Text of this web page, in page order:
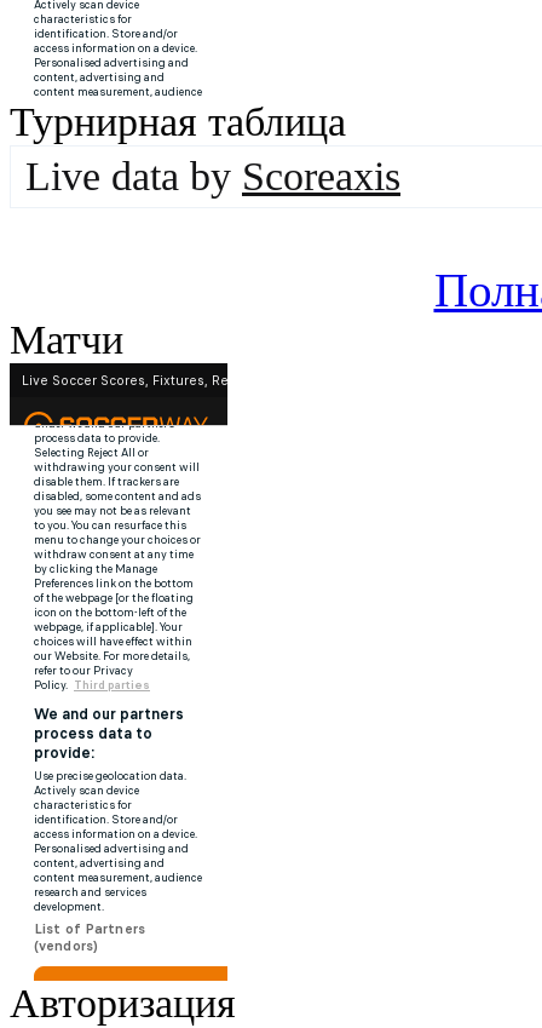
Турнирная таблица
Live data by Scoreaxis
Матчи
Авторизация